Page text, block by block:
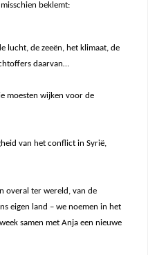
beklemt:
lucht, de zeeën, het klimaat, de
daarvan…
moesten wijken voor de
van het conflict in Syrië,
overal ter wereld, van de
eigen land – we noemen in het
samen met Anja een nieuwe